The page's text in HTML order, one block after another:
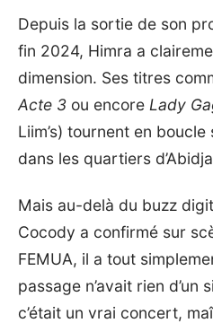
Depuis la sortie de son
fin 2024, Himra a
dimension. Ses titres
Acte 3 ou encore Lady
Liim’s) tournent en
dans les quartiers
Mais au-delà du buzz
Cocody a confirmé sur
FEMUA, il a tout
passage n’avait rien d’un
c’était un vrai concert,